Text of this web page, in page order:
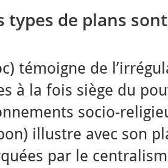
types de plans
témoigne de
à la fois siège du
socio-
illustre avec son
par le